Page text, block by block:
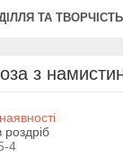
ТА ТВОРЧІСТЬ
з
4